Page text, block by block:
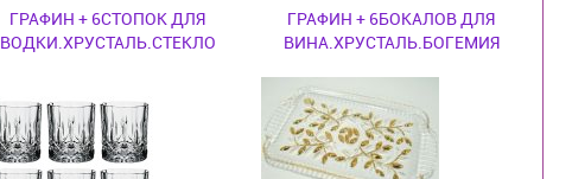
ГРАФИН + 6СТОПОК ДЛЯ
ВОДКИ.ХРУСТАЛЬ.СТЕКЛО
ГРАФИН + 6БОКАЛОВ ДЛЯ
ВИНА.ХРУСТАЛЬ.БОГЕМИЯ